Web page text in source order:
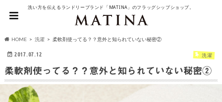
洗い方を伝えるランドリーブランド「MATINA」のフラッグシップショップ。
HOME 洗濯 柔軟剤使ってる？？意外と知られていない秘密②
2017.07.12 洗濯
柔軟剤使ってる？？意外と知られていない秘密②